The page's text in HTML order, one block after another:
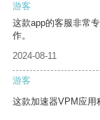
游客
这款app的客服非常
作。
2024-08-11
游客
这款加速器VPM应用